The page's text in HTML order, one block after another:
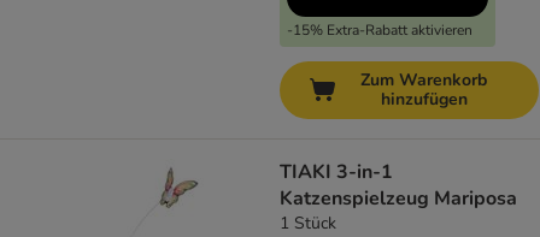
-15% Extra-Rabatt aktivieren
Zum Warenkorb
hinzufügen
TIAKI 3-in-1
Katzenspielzeug Mariposa
1 Stück